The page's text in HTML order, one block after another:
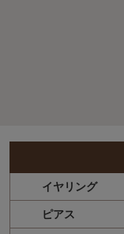
イヤリング
ピアス